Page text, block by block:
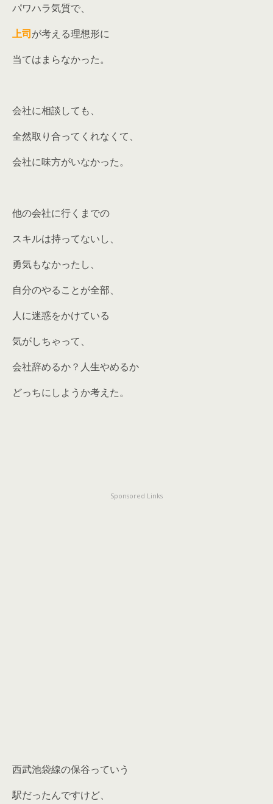
パワハラ気質で、
上司が考える理想形に
当てはまらなかった。
会社に相談しても、
全然取り合ってくれなくて、
会社に味方がいなかった。
他の会社に行くまでの
スキルは持ってないし、
勇気もなかったし、
自分のやることが全部、
人に迷惑をかけている
気がしちゃって、
会社辞めるか？人生やめるか
どっちにしようか考えた。
Sponsored Links
西武池袋線の保谷っていう
駅だったんですけど、